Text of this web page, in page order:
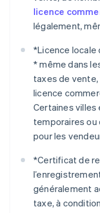
licence
légalement,
*Licence locale
*même dans
taxes de vente,
licence
Certaines
temporaires ou
pour les
*Certificat de
généralement
taxe, à